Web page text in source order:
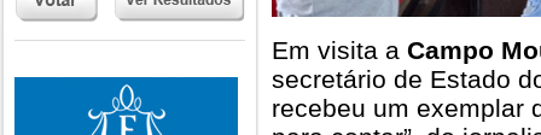
Em visita a Campo
secretário de Estado
recebeu um exemplar